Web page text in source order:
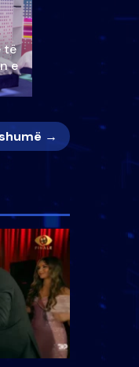
të
e
→